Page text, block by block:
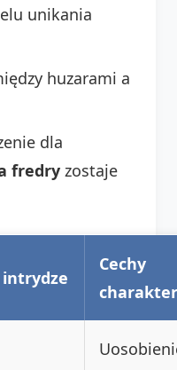
unikania
huzarami a
dla
fredry zostaje
intrydze
Cechy